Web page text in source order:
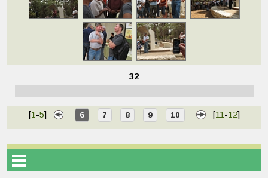
32
[1 -5] 6 7 8 9 10 [11 -12]